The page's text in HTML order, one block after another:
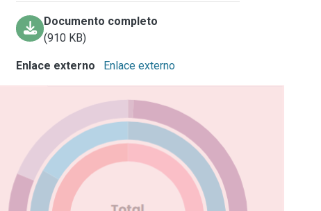
Documento completo
(910 KB)
Enlace externo Enlace externo